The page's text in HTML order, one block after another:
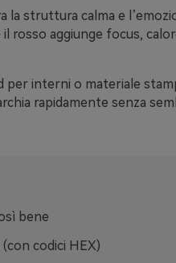
la struttura calma e
rosso aggiunge focus,
per interni o materiale
rapidamente senza
bene
codici HEX)